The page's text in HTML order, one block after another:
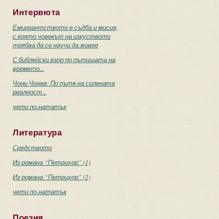
Интервюта
Емигрантството е съдба и мисия,
с която човекът на изкуството
трябва да се научи да живее
С библейски взор по пътищата на
времето...
Чони Чонев: По пътя на солената
реалност...
чети по-нататък
Литература
Средството
Из романа “Петрихор” (1)
Из романа “Петрихор” (2)
чети по-нататък